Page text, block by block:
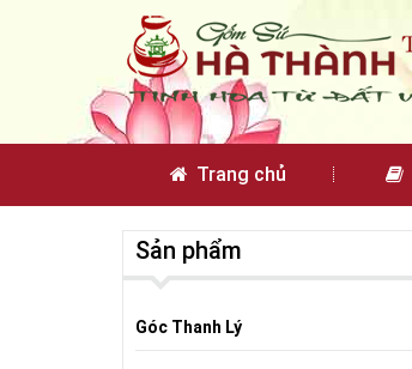
Trang chủ
Sản phẩm
Góc Thanh Lý